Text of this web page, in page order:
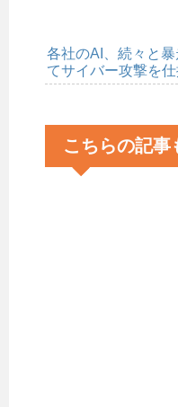
各社のAI、続々と
てサイバー攻撃を
こちらの記事